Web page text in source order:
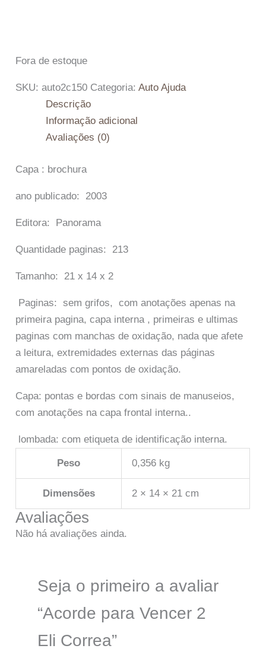
Fora de estoque
SKU:auto2c150 Categoria:Auto Ajuda
Descrição
Informação adicional
Avaliações (0)
Capa : brochura
ano publicado: 2003
Editora: Panorama
Quantidade paginas: 213
Tamanho: 21 x 14 x 2
Paginas: sem grifos, com anotações apenas na
primeira pagina, capa interna , primeiras e ultimas
paginas com manchas de oxidação, nada que afete
a leitura, extremidades externas das páginas
amareladas com pontos de oxidação.
Capa: pontas e bordas com sinais de manuseios,
com anotações na capa frontal interna..
lombada: com etiqueta de identificação interna.
Peso 0,356 kg
Dimensões 2 × 14 × 21 cm
Avaliações
Não há avaliações ainda.
Seja o primeiro a avaliar
“Acorde para Vencer 2
Eli Correa”